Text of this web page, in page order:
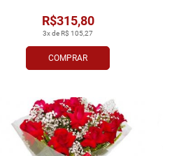
COMPRAR
3x de R$ 105,27
R$315,80